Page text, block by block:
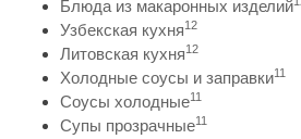
Блюда из макаронных изделий
Узбекская кухня12
Литовская кухня12
Холодные соусы и заправки11
Соусы холодные11
Супы прозрачные11